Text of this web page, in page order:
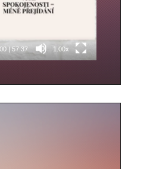
| 57:37 1.00x